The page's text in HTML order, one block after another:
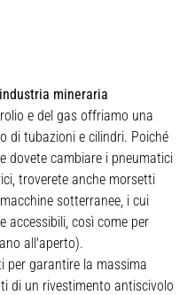
mineraria
e del gas offriamo una
di tubazioni e cilindri. Poiché
dovete cambiare i pneumatici
troverete anche morsetti
sotterranee, i cui
accessibili, così come per
all'aperto).
per garantire la massima
di un rivestimento antiscivolo